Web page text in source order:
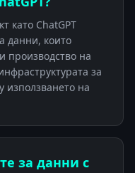
като ChatGPT
данни, които
производство на
за
използването на
за данни с